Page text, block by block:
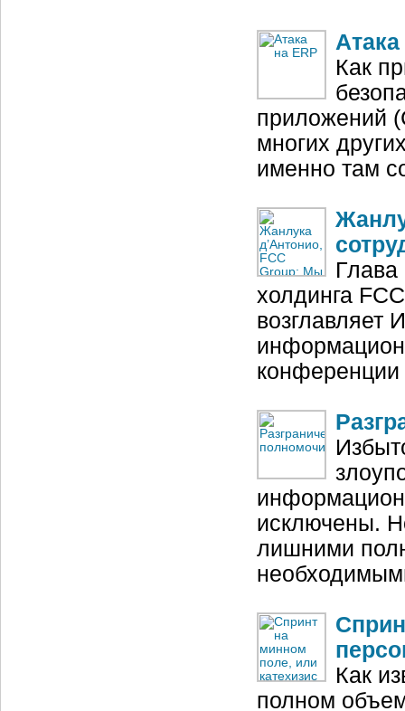
Как
приложений
многих
именно там
холдинга
возглавляет
исключены.
лишними
Как
полном